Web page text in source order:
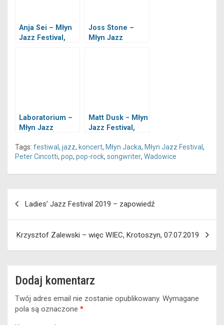
Anja Sei – Młyn
Jazz Festival,
Joss Stone –
Młyn Jazz
Laboratorium –
Młyn Jazz
Wadowice,
04.07.2019
Matt Dusk − Młyn
Jazz Festival,
06.07.2019
Tags: festiwal , jazz, koncert, Młyn Jacka, Młyn Jazz Festival ,
Peter Cincotti, pop, pop-rock, songwriter, Wadowice
Ladies’ Jazz Festival 2019 – zapowiedź
Krzysztof Zalewski – więc WIEC, Krotoszyn, 07.07.2019
Dodaj komentarz
Twój adres email nie zostanie opublikowany. Wymagane
pola są oznaczone *